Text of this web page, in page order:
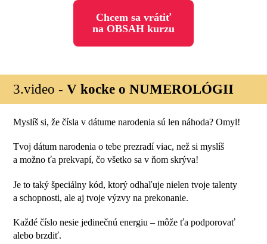
Chcem sa vrátiť
na OBSAH kurzu
3.video -V kocke o NUMEROLÓGII
Myslíš si, že čísla v dátume narodenia sú len náhoda? Omyl!
Tvoj dátum narodenia o tebe prezradí viac, než si myslíš
a možno ťa prekvapí, čo všetko sa v ňom skrýva!
Je to taký špeciálny kód, ktorý odhaľuje nielen tvoje talenty
a schopnosti, ale aj tvoje výzvy na prekonanie.
Každé číslo nesie jedinečnú energiu – môže ťa podporovať
alebo brzdiť.